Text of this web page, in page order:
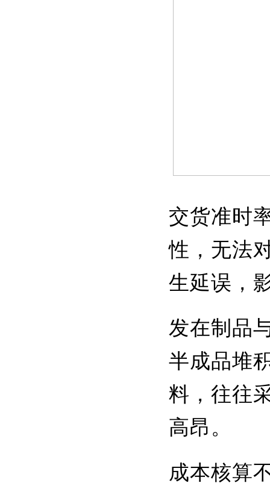
交货准时
性，无法
生延误，
发在制品
半成品堆
料，往往
高昂。
成本核算